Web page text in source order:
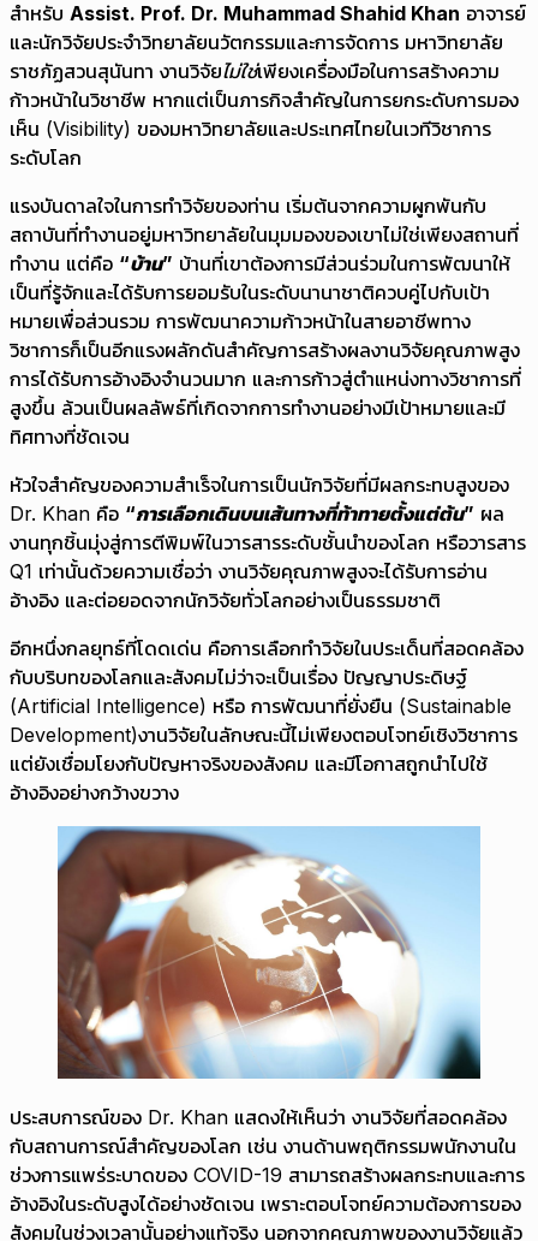
สำหรับ Assist. Prof. Dr. Muhammad Shahid Khan อาจารย์
และนักวิจัยประจำวิทยาลัยนวัตกรรมและการจัดการ มหาวิทยาลัย
ราชภัฏสวนสุนันทา งานวิจัยไม่ใช่เพียงเครื่องมือในการสร้างความ
ก้าวหน้าในวิชาชีพ หากแต่เป็นภารกิจสำคัญในการยกระดับการมอง
เห็น (Visibility) ของมหาวิทยาลัยและประเทศไทยในเวทีวิชาการ
ระดับโลก
แรงบันดาลใจในการทำวิจัยของท่าน เริ่มต้นจากความผูกพันกับ
สถาบันที่ทำงานอยู่มหาวิทยาลัยในมุมมองของเขาไม่ใช่เพียงสถานที่
ทำงาน แต่คือ “บ้าน” บ้านที่เขาต้องการมีส่วนร่วมในการพัฒนาให้
เป็นที่รู้จักและได้รับการยอมรับในระดับนานาชาติควบคู่ไปกับเป้า
หมายเพื่อส่วนรวม การพัฒนาความก้าวหน้าในสายอาชีพทาง
วิชาการก็เป็นอีกแรงผลักดันสำคัญการสร้างผลงานวิจัยคุณภาพสูง
การได้รับการอ้างอิงจำนวนมาก และการก้าวสู่ตำแหน่งทางวิชาการที่
สูงขึ้น ล้วนเป็นผลลัพธ์ที่เกิดจากการทำงานอย่างมีเป้าหมายและมี
ทิศทางที่ชัดเจน
หัวใจสำคัญของความสำเร็จในการเป็นนักวิจัยที่มีผลกระทบสูงของ
Dr. Khan คือ “การเลือกเดินบนเส้นทางที่ท้าทายตั้งแต่ต้น” ผล
งานทุกชิ้นมุ่งสู่การตีพิมพ์ในวารสารระดับชั้นนำของโลก หรือวารสาร
Q1 เท่านั้นด้วยความเชื่อว่า งานวิจัยคุณภาพสูงจะได้รับการอ่าน
อ้างอิง และต่อยอดจากนักวิจัยทั่วโลกอย่างเป็นธรรมชาติ
อีกหนึ่งกลยุทธ์ที่โดดเด่น คือการเลือกทำวิจัยในประเด็นที่สอดคล้อง
กับบริบทของโลกและสังคมไม่ว่าจะเป็นเรื่อง ปัญญาประดิษฐ์
(Artificial Intelligence) หรือ การพัฒนาที่ยั่งยืน (Sustainable
Development)งานวิจัยในลักษณะนี้ไม่เพียงตอบโจทย์เชิงวิชาการ
แต่ยังเชื่อมโยงกับปัญหาจริงของสังคม และมีโอกาสถูกนำไปใช้
อ้างอิงอย่างกว้างขวาง
ประสบการณ์ของ Dr. Khan แสดงให้เห็นว่า งานวิจัยที่สอดคล้อง
กับสถานการณ์สำคัญของโลก เช่น งานด้านพฤติกรรมพนักงานใน
ช่วงการแพร่ระบาดของ COVID-19 สามารถสร้างผลกระทบและการ
อ้างอิงในระดับสูงได้อย่างชัดเจน เพราะตอบโจทย์ความต้องการของ
สังคมในช่วงเวลานั้นอย่างแท้จริง นอกจากคุณภาพของงานวิจัยแล้ว